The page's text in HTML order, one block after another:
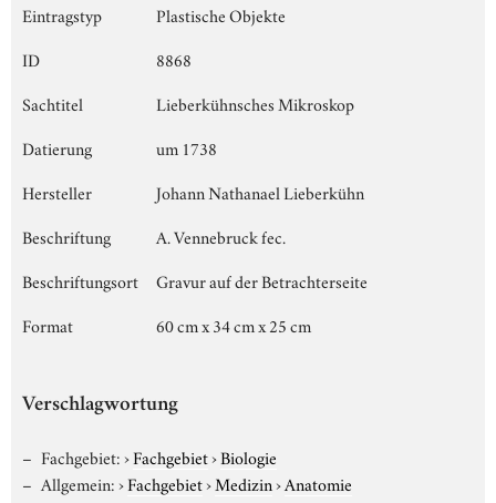
Eintragstyp
Plastische Objekte
ID
8868
Sachtitel
Lieberkühnsches Mikroskop
Datierung
um 1738
Hersteller
Johann Nathanael Lieberkühn
Beschriftung
A. Vennebruck fec.
Beschriftungsort
Gravur auf der Betrachterseite
Format
60 cm x 34 cm x 25 cm
Verschlagwortung
Fachgebiet:›Fachgebiet›Biologie
Allgemein:›Fachgebiet›Medizin›Anatomie